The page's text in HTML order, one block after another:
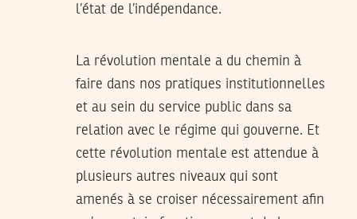
l’état de l’indépendance.
La révolution mentale a du chemin à
faire dans nos pratiques institutionnelles
et au sein du service public dans sa
relation avec le régime qui gouverne. Et
cette révolution mentale est attendue à
plusieurs autres niveaux qui sont
amenés à se croiser nécessairement afin